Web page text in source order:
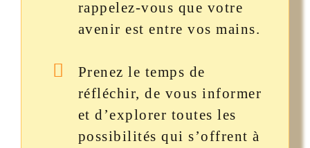
rappelez-vous que votre
avenir est entre vos mains.
Prenez le temps de
réfléchir, de vous informer
et d’explorer toutes les
possibilités qui s’offrent à